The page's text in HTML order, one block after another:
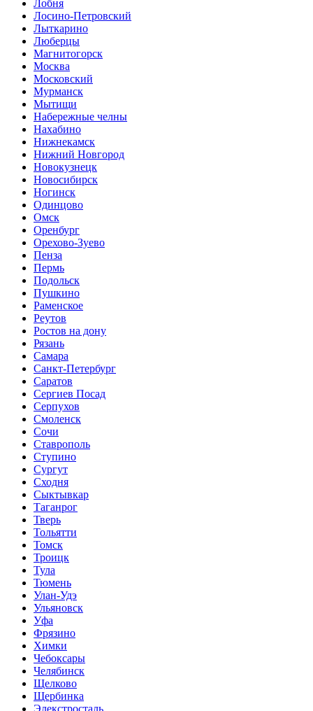
Лобня
Лосино-Петровский
Лыткарино
Люберцы
Магнитогорск
Москва
Московский
Мурманск
Мытищи
Набережные челны
Нахабино
Нижнекамск
Нижний Новгород
Новокузнецк
Новосибирск
Ногинск
Одинцово
Омск
Оренбург
Орехово-Зуево
Пенза
Пермь
Подольск
Пушкино
Раменское
Реутов
Ростов на дону
Рязань
Самара
Санкт-Петербург
Саратов
Сергиев Посад
Серпухов
Смоленск
Сочи
Ставрополь
Ступино
Сургут
Сходня
Сыктывкар
Таганрог
Тверь
Тольятти
Томск
Троицк
Тула
Тюмень
Улан-Удэ
Ульяновск
Уфа
Фрязино
Химки
Чебоксары
Челябинск
Щелково
Щербинка
Элекстросталь